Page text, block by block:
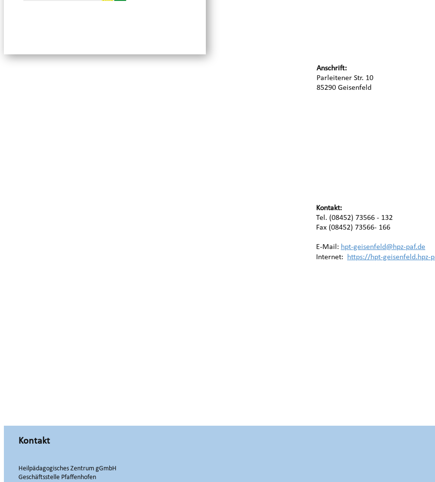
Anschrift:
Parleitener Str. 10
85290 Geisenfeld
Kontakt:
Tel. (08452) 73566 - 132
Fax (08452) 73566- 166
E-Mail: hpt-geisenfeld@hpz-paf.de
Internet:
https://hpt-geisenfeld.hpz-
Kontakt
Heilpädagogisches Zentrum gGmbH
Geschäftsstelle Pfaffenhofen